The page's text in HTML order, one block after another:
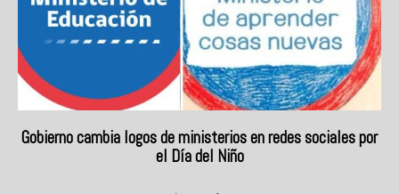
Gobierno cambia logos de ministerios en redes sociales por
el Día del Niño